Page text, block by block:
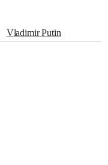
Vladimir Putin